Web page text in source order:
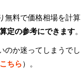
無料で価格相場を計算
定の参考にできます。
のか迷ってしまうでし
ちら）。